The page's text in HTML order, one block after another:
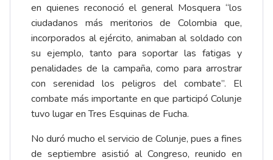
en quienes reconoció el general Mosquera “los
ciudadanos más meritorios de Colombia que,
incorporados al ejército, animaban al soldado con
su ejemplo, tanto para soportar las fatigas y
penalidades de la campaña, como para arrostrar
con serenidad los peligros del combate”. El
combate más importante en que participó Colunje
tuvo lugar en Tres Esquinas de Fucha.
No duró mucho el servicio de Colunje, pues a fines
de septiembre asistió al Congreso, reunido en